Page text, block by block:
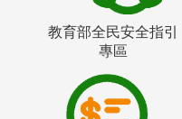
教育部全民安全指引
專區